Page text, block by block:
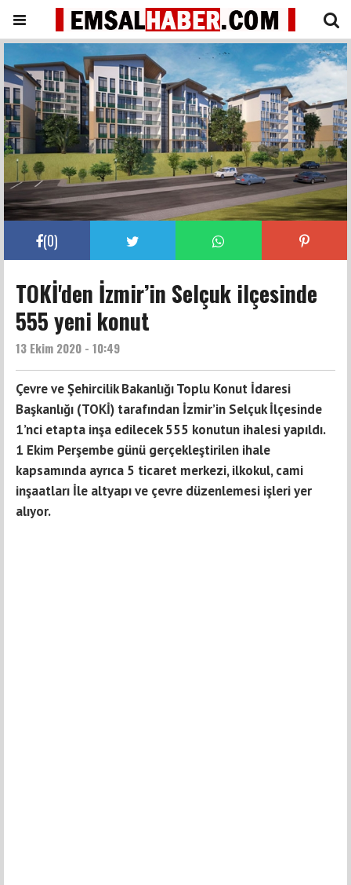
(0)
TOKİ'den İzmir’in Selçuk ilçesinde
555 yeni konut
13 Ekim 2020 - 10:49
Çevre ve Şehircilik Bakanlığı Toplu Konut İdaresi
Başkanlığı (TOKİ) tarafından İzmir’in Selçuk İlçesinde
1’nci etapta inşa edilecek 555 konutun ihalesi yapıldı.
1 Ekim Perşembe günü gerçekleştirilen ihale
kapsamında ayrıca 5 ticaret merkezi, ilkokul, cami
inşaatları İle altyapı ve çevre düzenlemesi işleri yer
alıyor.